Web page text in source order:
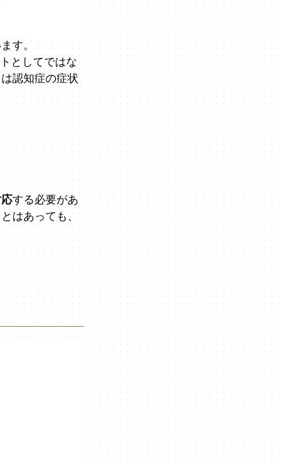
す。
としてではな
認知症の症状
する必要があ
はあっても、